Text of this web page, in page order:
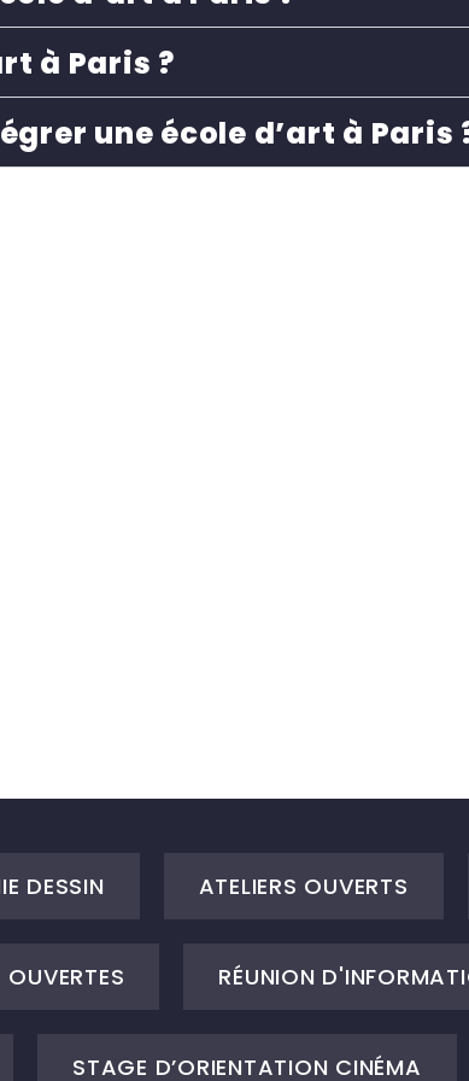
à Paris ?
une école d’art à Paris
DESSIN ATELIERS OUVERTS
OUVERTES RÉUNION
STAGE D’ORIENTATION CINÉMA